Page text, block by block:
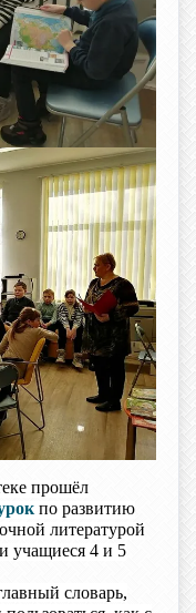
прошёл
по развитию
литературой
учащиеся 4 и 5
словарь,